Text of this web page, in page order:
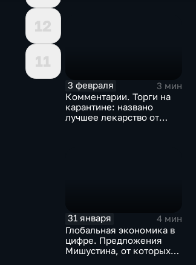
12
11
3 февраля
3 мин
Комментарии. Торги на
карантине: названо
лучшее лекарство от
31 января
4 мин
Глобальная экономика в
цифре. Предложения
Мишустина, от которых